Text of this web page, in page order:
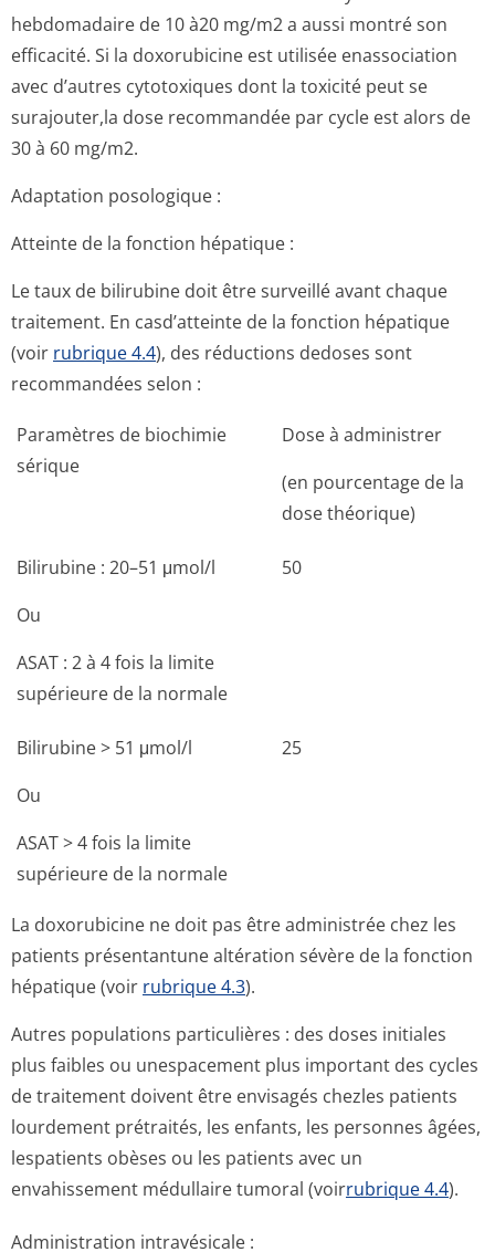
hebdomadaire de 10 à20 mg/m2 a aussi montré son
efficacité. Si la doxorubicine est utilisée enassociation
avec d’autres cytotoxiques dont la toxicité peut se
surajouter,la dose recommandée par cycle est alors de
30 à 60 mg/m2.
Adaptation posologique :
Atteinte de la fonction hépatique :
Le taux de bilirubine doit être surveillé avant chaque
traitement. En casd’atteinte de la fonction hépatique
(voir rubrique 4.4), des réductions dedoses sont
recommandées selon :
Paramètres de biochimie
sérique
Dose à administrer
(en pourcentage de la
dose théorique)
Bilirubine : 20–51 μmol/l
Ou
ASAT : 2 à 4 fois la limite
supérieure de la normale
50
Bilirubine > 51 μmol/l
Ou
ASAT > 4 fois la limite
supérieure de la normale
25
La doxorubicine ne doit pas être administrée chez les
patients présentantune altération sévère de la fonction
hépatique (voir rubrique 4.3).
Autres populations particulières : des doses initiales
plus faibles ou unespacement plus important des cycles
de traitement doivent être envisagés chezles patients
lourdement prétraités, les enfants, les personnes âgées,
lespatients obèses ou les patients avec un
envahissement médullaire tumoral (voirrubrique 4.4).
Administration intravésicale :